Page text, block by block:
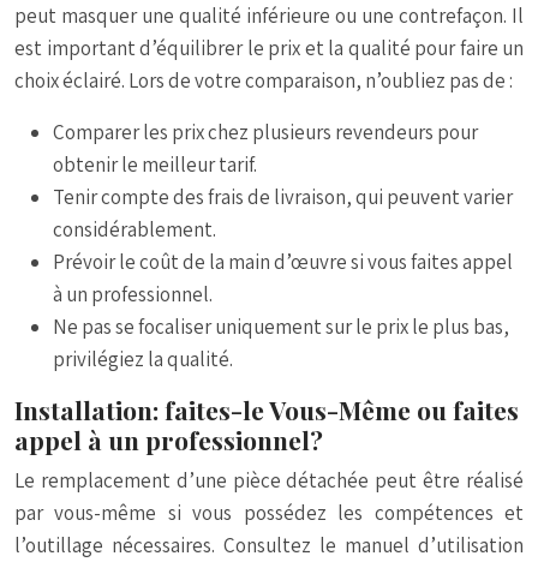
peut masquer une qualité inférieure ou une contrefaçon. Il
est important d’équilibrer le prix et la qualité pour faire un
choix éclairé. Lors de votre comparaison, n’oubliez pas de :
Comparer les prix chez plusieurs revendeurs pour
obtenir le meilleur tarif.
Tenir compte des frais de livraison, qui peuvent varier
considérablement.
Prévoir le coût de la main d’œuvre si vous faites appel
à un professionnel.
Ne pas se focaliser uniquement sur le prix le plus bas,
privilégiez la qualité.
Installation: faites-le Vous-Même ou faites
appel à un professionnel?
Le remplacement d’une pièce détachée peut être réalisé
par vous-même si vous possédez les compétences et
l’outillage nécessaires. Consultez le manuel d’utilisation